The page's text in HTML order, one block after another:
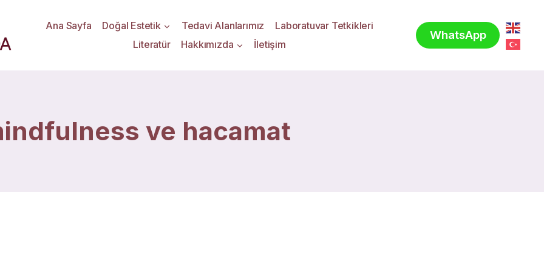
Ana Sayfa Doğal Estetik Tedavi Alanlarımız
Laboratuvar Tetkikleri
Literatür
Hakkımızda İletişim
WhatsApp
ve hacamat